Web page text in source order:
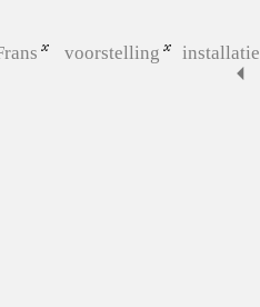
voorstelling installatie